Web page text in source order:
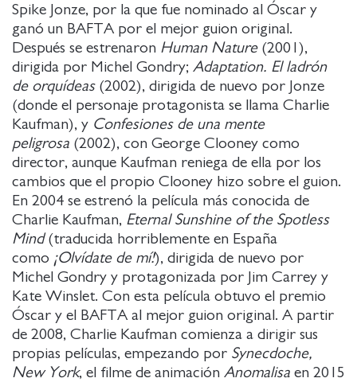
Spike Jonze, por la que fue nominado al Óscar y
ganó un BAFTA por el mejor guion original.
Después se estrenaron Human Nature(2001),
dirigida por Michel Gondry; Adaptation. El ladrón
de orquídeas(2002), dirigida de nuevo por Jonze
(donde el personaje protagonista se llama Charlie
Kaufman), y Confesiones de una mente
peligrosa (2002), con George Clooney como
director, aunque Kaufman reniega de ella por los
cambios que el propio Clooney hizo sobre el guion.
En 2004 se estrenó la película más conocida de
Charlie Kaufman, Eternal Sunshine of the Spotless
Mind(traducida horriblemente en España
como ¡Olvídate de mí!), dirigida de nuevo por
Michel Gondry y protagonizada por Jim Carrey y
Kate Winslet. Con esta película obtuvo el premio
Óscar y el BAFTA al mejor guion original. A partir
de 2008, Charlie Kaufman comienza a dirigir sus
propias películas, empezando por Synecdoche,
New York, el filme de animación Anomalisa en 2015